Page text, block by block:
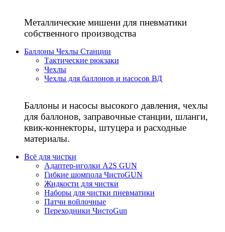
Металлические мишени для пневматики
собственного производства
Баллоны Чехлы Станции
Тактические рюкзаки
Чехлы
Чехлы для баллонов и насосов ВД
Баллоны и насосы высокого давления, чехлы
для баллонов, заправочные станции, шланги,
квик-коннекторы, штуцера и расходные
материалы.
Всё для чистки
Адаптер-иголки A2S GUN
Гибкие шомпола ЧистоGUN
Жидкости для чистки
Наборы для чистки пневматики
Патчи войлочные
Переходники ЧистоGun